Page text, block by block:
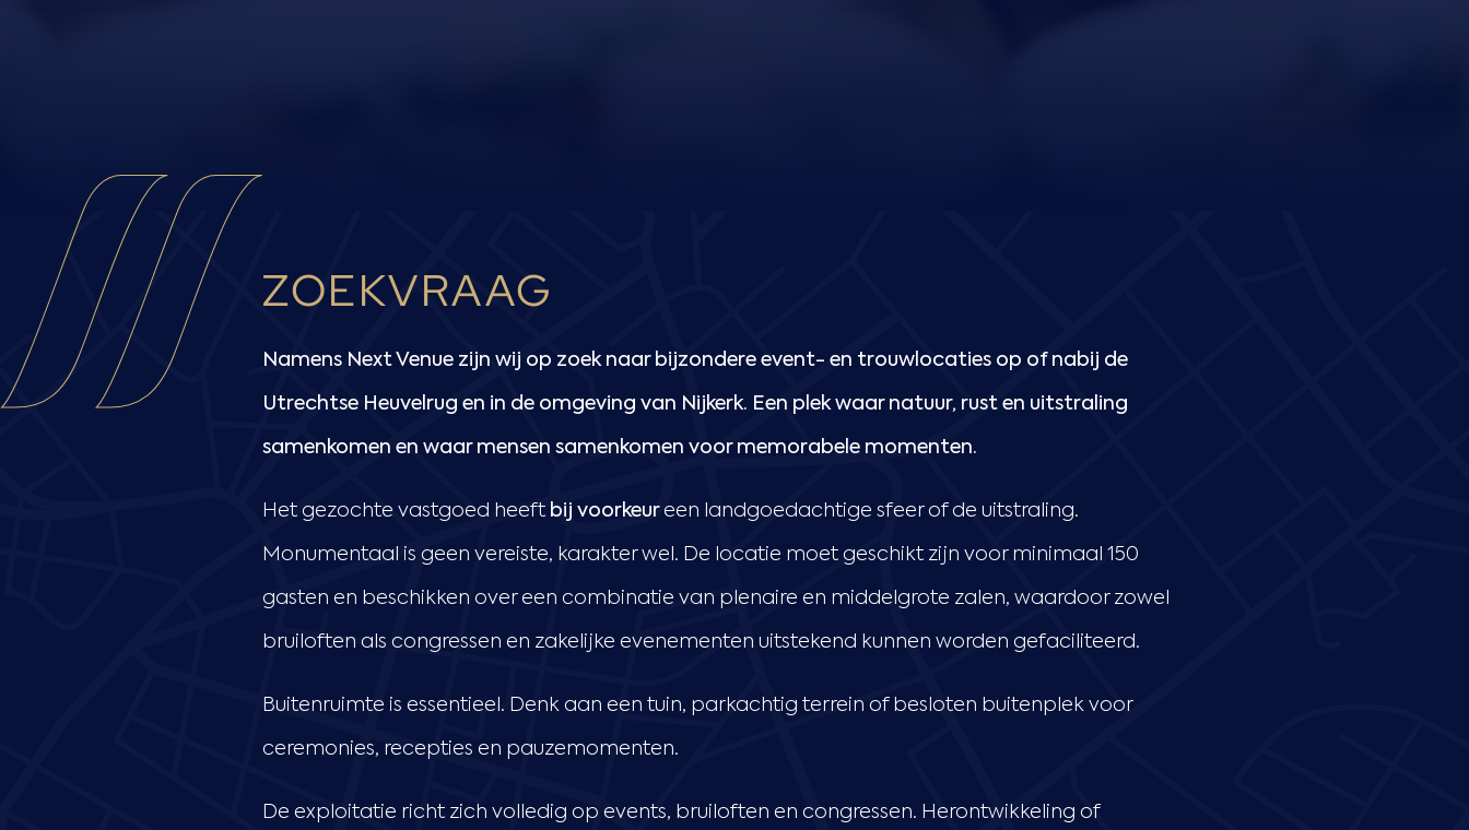
ZOEKVRAAG
Namens Next Venue zijn wij op zoek naar bijzondere event- en trouwlocaties op of nabij de
Utrechtse Heuvelrug en in de omgeving van Nijkerk. Een plek waar natuur, rust en uitstraling
samenkomen en waar mensen samenkomen voor memorabele momenten.
Het gezochte vastgoed heeft bij voorkeur een landgoedachtige sfeer of de uitstraling.
Monumentaal is geen vereiste, karakter wel. De locatie moet geschikt zijn voor minimaal 150
gasten en beschikken over een combinatie van plenaire en middelgrote zalen, waardoor zowel
bruiloften als congressen en zakelijke evenementen uitstekend kunnen worden gefaciliteerd.
Buitenruimte is essentieel. Denk aan een tuin, parkachtig terrein of besloten buitenplek voor
ceremonies, recepties en pauzemomenten.
De exploitatie richt zich volledig op events, bruiloften en congressen. Herontwikkeling of